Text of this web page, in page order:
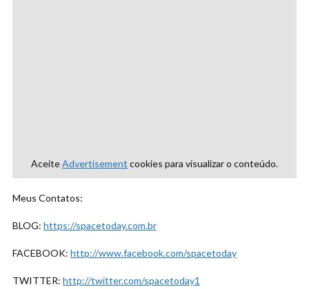
AceiteAdvertisement cookies para visualizar o conteúdo.
Meus Contatos:
BLOG: https://spacetoday.com.br
FACEBOOK: http://www.facebook.com/spacetoday
TWITTER: http://twitter.com/spacetoday1